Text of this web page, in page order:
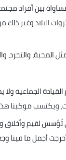
بين أفراد
البلاد وغير ذلك
والتجرد،
الجماعية
ويكتسب موكبنا
تُؤسس لقيم
أجمل ما فينا